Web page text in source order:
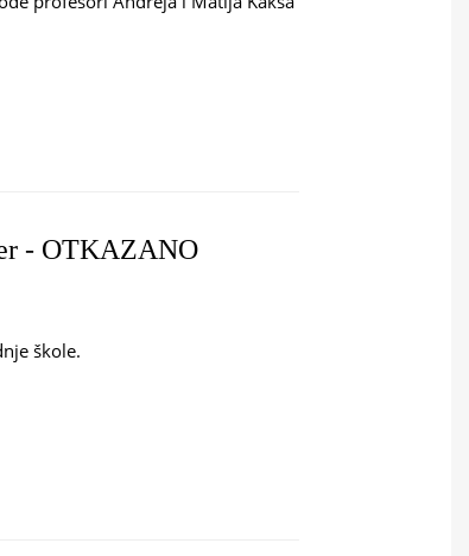
- OTKAZANO
škole.